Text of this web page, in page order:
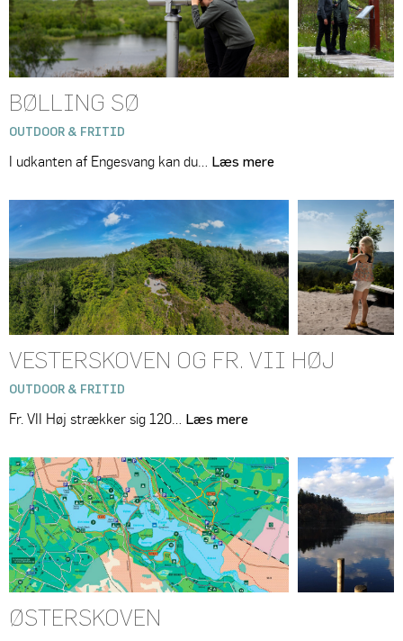
BØLLING SØ
OUTDOOR & FRITID
I udkanten af Engesvang kan du… Læs mere
VESTERSKOVEN OG FR. VII HØJ
OUTDOOR & FRITID
Fr. VII Høj strækker sig 120… Læs mere
ØSTERSKOVEN